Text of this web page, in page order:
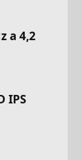
a 4,2
IPS